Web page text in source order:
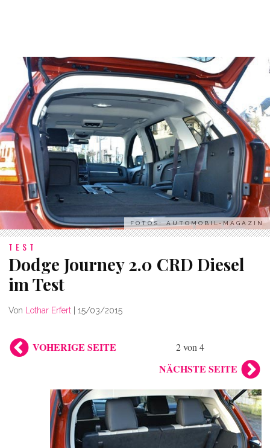
FOTOS: AUTOMOBIL-MAGAZIN
TEST
Dodge Journey 2.0 CRD Diesel
im Test
Von Lothar Erfert 15/03/2015
VOHERIGE SEITE 2 von 4
NÄCHSTE SEITE